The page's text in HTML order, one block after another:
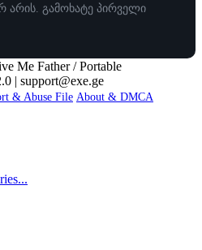
არის. გამოხატე პირველი
Me Father / Portable
| support@exe.ge
& Abuse File About & DMCA